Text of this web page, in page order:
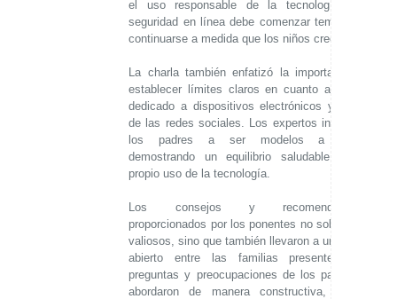
el uso responsable de la tecnología y la
seguridad en línea debe comenzar temprano y
continuarse a medida que los niños crecen.
La charla también enfatizó la importancia de
establecer límites claros en cuanto al tiempo
dedicado a dispositivos electrónicos y el uso
de las redes sociales. Los expertos instaron a
los padres a ser modelos a seguir,
demostrando un equilibrio saludable en su
propio uso de la tecnología.
Los consejos y recomendaciones
proporcionados por los ponentes no solo fueron
valiosos, sino que también llevaron a un debate
abierto entre las familias presentes. Las
preguntas y preocupaciones de los padres se
abordaron de manera constructiva, lo que